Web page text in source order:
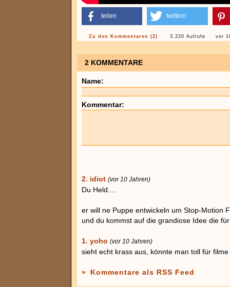
teilen twittern
Zu den Kommentaren (2) 3.220 Aufrufe vor
2 KOMMENTARE
Name:
Kommentar:
2. idiot (vor 10 Jahren)
Du Held....
er will ne Puppe entwickeln um Stop-Motion
und du kommst auf die grandiose Idee die
1. yoho (vor 10 Jahren)
sieht echt krass aus, könnte man toll für
» Kommentare als RSS Feed